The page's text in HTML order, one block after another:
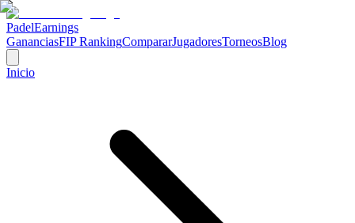
PadelEarnings
GananciasFIP RankingCompararJugadoresTorneosBlog
Inicio